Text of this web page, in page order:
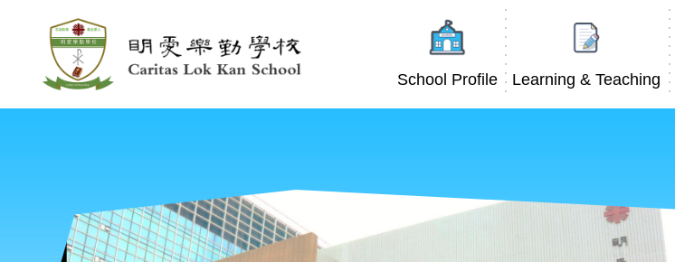
Skip to main content
Main
navigation
School Profile Learning & Teaching